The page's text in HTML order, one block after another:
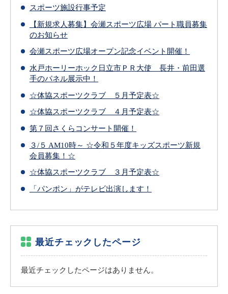
スポーツ施設行事予定
【新規求人募集】会瀬スポーツ広場 パート職員募集
のお知らせ
会瀬スポーツ広場オープン記念イベント開催！
水戸ホーリーホック日立市ＰＲ大使 長井・前田選
手のパネル展示中！
☆体協スポーツクラブ ５月予定表☆
☆体協スポーツクラブ ４月予定表☆
第７回さくらコンサート開催！
３/５ AM10時～ ☆令和５年度キッズスポーツ新規
会員募集！☆
☆体協スポーツクラブ ３月予定表☆
「パンポン」がテレビ出演します！
最近チェックしたページ
最近チェックしたページはありません。